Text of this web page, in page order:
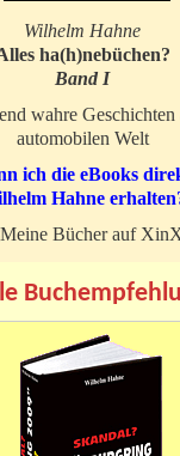
Wilhelm Hahne
ha(h)nebüchen?
Band I
wahre Geschichten
automobilen Welt
ich die eBooks
Hahne